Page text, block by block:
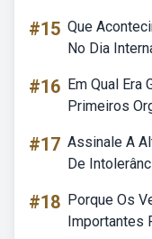
#15 Que
No Dia
#16 Em Qual Era
Primeiros
#17 Assinale A
De
#18 Porque Os
Importantes